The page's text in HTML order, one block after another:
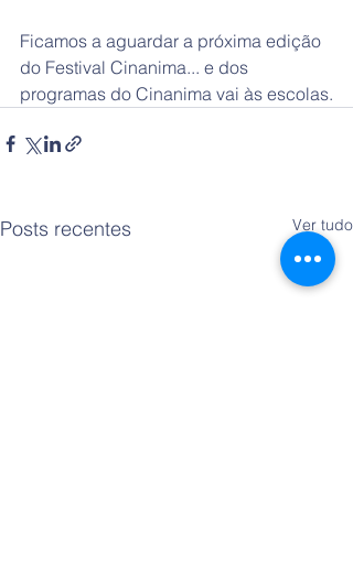
Ficamos a aguardar a próxima edição
do Festival Cinanima... e dos
programas do Cinanima vai às escolas.
Posts recentes Ver tudo